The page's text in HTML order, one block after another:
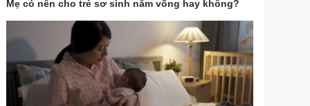
Mẹ có nên cho trẻ sơ sinh nằm võng hay không?